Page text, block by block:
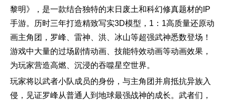
黎明》，是一款结合独特的末日废土和科幻修真题材的IP
手游。历时三年打造精致写实3D模型，1：1高质量还原动
画主角团，罗峰、雷神、洪、冰山等超强武神悉数登场！
游戏中大量的过场剧情动画、技能特效动画等动画效果，
为玩家营造高燃、沉浸的吞噬星空世界。
玩家将以武者小队成员的身份，与主角团并肩抵抗异族入
侵，见证罗峰从普通人到地球最强战神的成长。武者们，